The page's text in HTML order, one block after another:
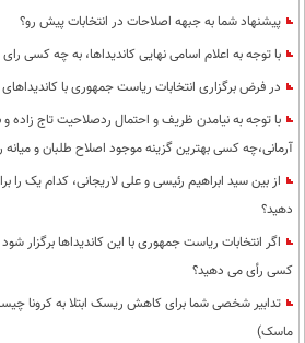
پیشنهاد شما به جبهه اصلاحات در انتخابات پیش رو؟
با توجه به اعلام اسامی نهایی کاندیداها، به چه کسی
در فرض برگزاری انتخابات ریاست جمهوری با
با توجه به نیامدن ظریف و احتمال ردصلاحیت تاج زاده
آرمانی،چه کسی بهترین گزینه موجود اصلاح طلبان و
از بین سید ابراهیم رئیسی و علی لاریجانی، کدام یک
دهید؟
اگر انتخابات ریاست جمهوری با این کاندیداها برگزار
کسی رأی می دهید؟
تدابیر شخصی شما برای کاهش ریسک ابتلا به کرونا
ماسک)